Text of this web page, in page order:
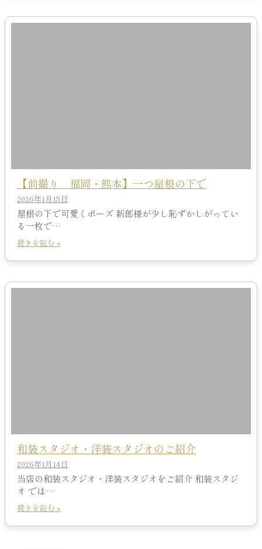
【前撮り 福岡・熊本】一つ屋根の下で
2026年1月15日
屋根の下で可愛くポーズ 新郎様が少し恥ずかしがってい
る一枚で…
続きを読む »
和装スタジオ・洋装スタジオのご紹介
2026年1月14日
当店の和装スタジオ・洋装スタジオをご紹介 和装スタジ
オ では…
続きを読む »